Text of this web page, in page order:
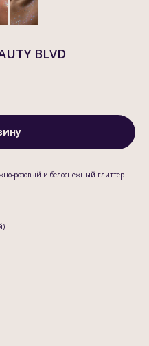
BLVD
розовый и белоснежный глиттер